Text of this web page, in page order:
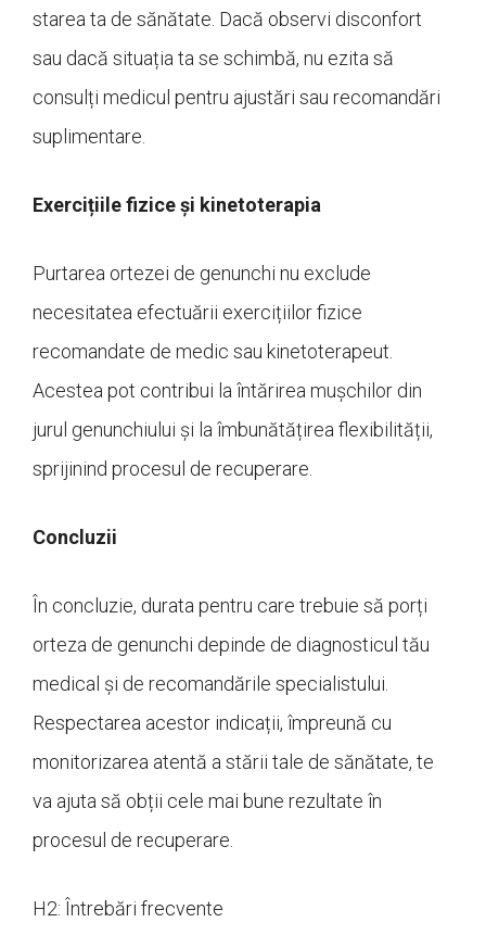
starea ta de sănătate. Dacă observi disconfort
sau dacă situația ta se schimbă, nu ezita să
consulți medicul pentru ajustări sau recomandări
suplimentare.
Exercițiile fizice și kinetoterapia
Purtarea ortezei de genunchi nu exclude
necesitatea efectuării exercițiilor fizice
recomandate de medic sau kinetoterapeut.
Acestea pot contribui la întărirea mușchilor din
jurul genunchiului și la îmbunătățirea flexibilității,
sprijinind procesul de recuperare.
Concluzii
În concluzie, durata pentru care trebuie să porți
orteza de genunchi depinde de diagnosticul tău
medical și de recomandările specialistului.
Respectarea acestor indicații, împreună cu
monitorizarea atentă a stării tale de sănătate, te
va ajuta să obții cele mai bune rezultate în
procesul de recuperare.
H2: Întrebări frecvente